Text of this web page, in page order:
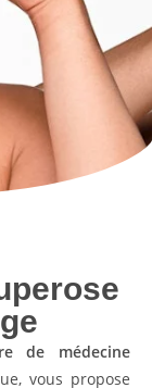
de médecine
vous propose